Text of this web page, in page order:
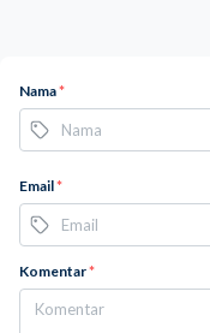
Nama*
Email*
Komentar*